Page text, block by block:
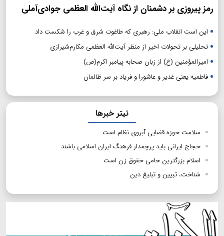
رمز پیروزی بر دشمنان از نگاه آیت‌الله العظمی جوادی‌آملی
این است انقلاب ملی: رهبری که طاغوت شرق و غرب را شکست داد
تحلیلی بر تحولات اخیر از منظر آیت‌الله العظمی مکارم‌شیرازی
امیرالمؤمنین (ع) از زبان صحابه پیامبر اکرم(ص)
فاطمیه یعنی غدیر و عاشورا و فریاد بر سر ظالمان
تیتر خبرها
سلامت حوزه قضایی آبروی نظام است
حجاج ایرانی باید پرچمدار فرهنگ ایران اسلامی باشند
اسلام بزرگترین حامی حقوق زن است
شناخت، تبیین و تبلیغ دین